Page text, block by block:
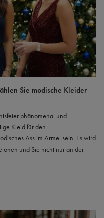
Sie modische Kleider
phänomenal und
Kleid für den
Ass im Ärmel sein. Es wird
und Sie nicht nur an der